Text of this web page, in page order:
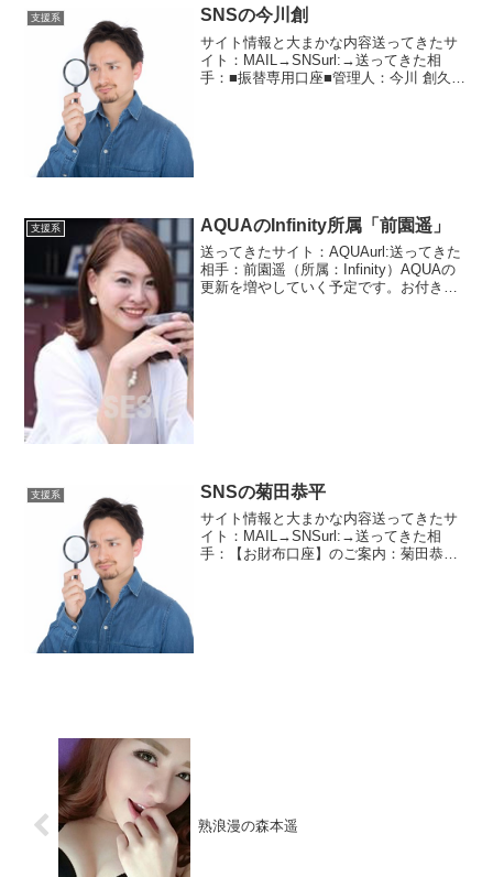
すが日本語うまいだぶんジャック＝メラ
ーで...
支援系 SNSの今川創
サイト情報と大まかな内容送ってきたサ
イト：MAIL→SNSurl:→送ってきた相
手：■振替専用口座■管理人：今川 創久々
支援系 AQUAのInfinity所属「前園遥」
送ってきたサイト：AQUAurl:送ってきた
相手：前園遥（所属：Infinity）AQUAの
更新を増やしていく予定です。お付き合
支援系 SNSの菊田恭平
サイト情報と大まかな内容送ってきたサ
イト：MAIL→SNSurl:→送ってきた相
手：【お財布口座】のご案内：菊田恭平
熟浪漫の森本遥